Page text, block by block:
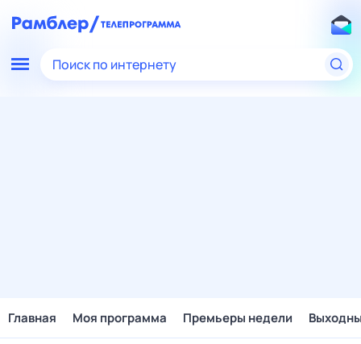
Поиск по интернету
Главная Моя программа Премьеры недели